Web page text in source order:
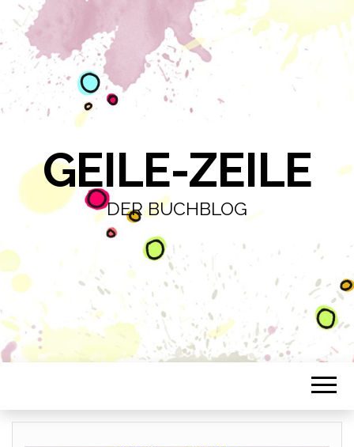
GEILE-ZEILE
DER BUCHBLOG